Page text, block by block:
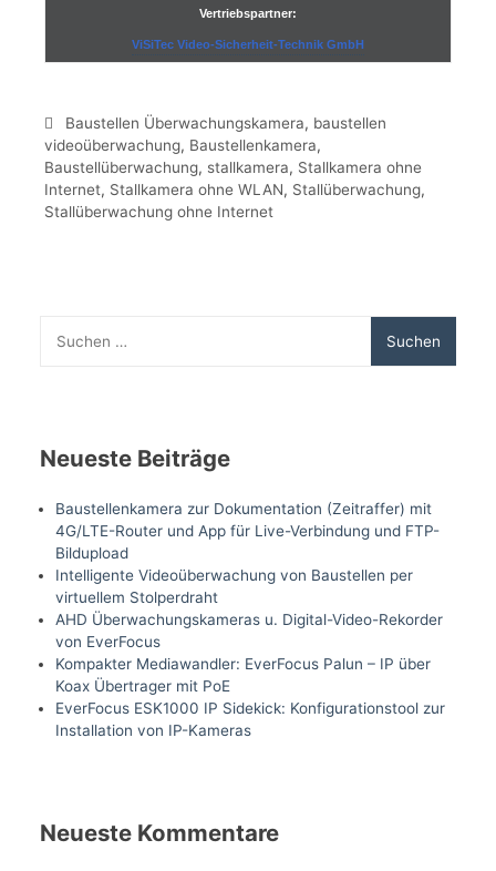
Vertriebspartner:
ViSiTec Video-Sicherheit-Technik GmbH
Baustellen Überwachungskamera, baustellen
videoüberwachung, Baustellenkamera,
Baustellüberwachung, stallkamera, Stallkamera ohne
Internet, Stallkamera ohne WLAN, Stallüberwachung,
Stallüberwachung ohne Internet
nach:
Neueste Beiträge
Baustellenkamera zur Dokumentation (Zeitraffer) mit
4G/LTE-Router und App für Live-Verbindung und FTP-
Bildupload
Intelligente Videoüberwachung von Baustellen per
virtuellem Stolperdraht
AHD Überwachungskameras u. Digital-Video-Rekorder
von EverFocus
Kompakter Mediawandler: EverFocus Palun – IP über
Koax Übertrager mit PoE
EverFocus ESK1000 IP Sidekick: Konfigurationstool zur
Installation von IP-Kameras
Neueste Kommentare